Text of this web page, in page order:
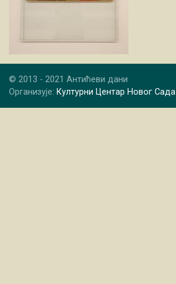
© 2013 - 2021 Антићеви дани
Организује: Културни Центар Новог Сада